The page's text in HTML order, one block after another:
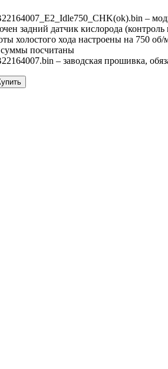
–
задний датчик кислорода (контроль
холостого хода настроены на 750 об/
посчитаны
– заводская прошивка,